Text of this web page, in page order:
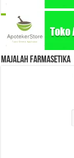
Majalah Farmasetika